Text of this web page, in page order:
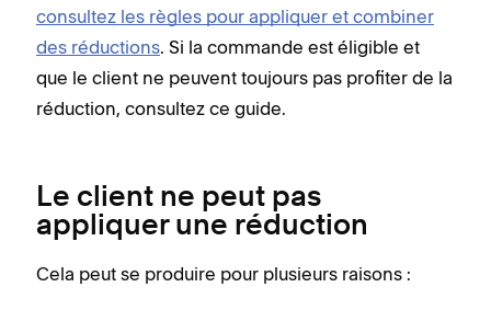
consultez les règles pour appliquer et combiner
des réductions. Si la commande est éligible et
que le client ne peuvent toujours pas profiter de la
réduction, consultez ce guide.
Le client ne peut pas
appliquer une réduction
Cela peut se produire pour plusieurs raisons :